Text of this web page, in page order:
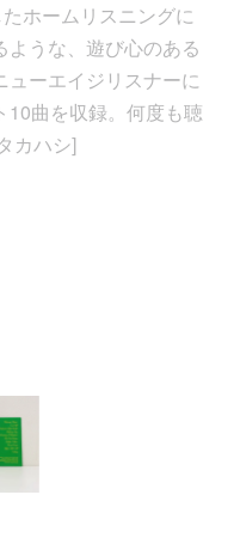
ホームリスニングに
うな、遊び心のある
ーエイジリスナーに
10曲を収録。何度も聴
カハシ]